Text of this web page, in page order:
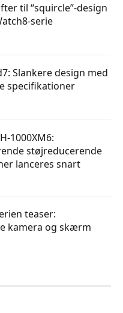
til “squircle”-design
serie
Slankere design med
specifikationer
1000XM6:
støjreducerende
lanceres snart
teaser:
kamera og skærm